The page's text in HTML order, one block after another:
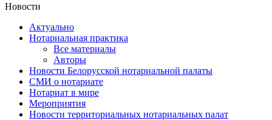
Новости
Актуально
Нотариальная практика
Все материалы
Авторы
Новости Белорусской нотариальной палаты
СМИ о нотариате
Нотариат в мире
Мероприятия
Новости территориальных нотариальных палат